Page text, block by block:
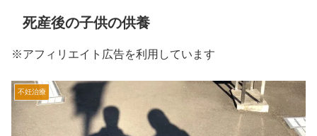
死産後の子供の供養
※アフィリエイト広告を利用しています
不妊治療